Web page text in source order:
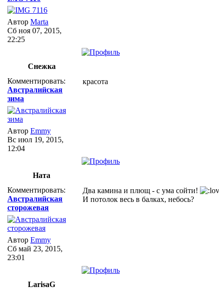
Автор Marta
Сб ноя 07, 2015,
22:25
Снежка
Комментировать:
Австралийская
зима
Автор Emmy
Вс июл 19, 2015,
12:04
красота
Ната
Комментировать:
Австралийская
сторожевая
Автор Emmy
Сб май 23, 2015,
23:01
Два камина и плющ - с ума сойти!
И потолок весь в балках, небось?
LarisaG